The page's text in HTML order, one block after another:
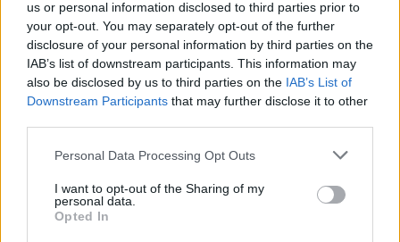
us or personal information disclosed to third parties prior to
your opt-out. You may separately opt-out of the further
disclosure of your personal information by third parties on the
IAB’s list of downstream participants. This information may
also be disclosed by us to third parties on the IAB’s List of
Downstream Participants that may further disclose it to other
Personal Data Processing Opt Outs
I want to opt-out of the Sharing of my
personal data.
Opted In
In evidenza